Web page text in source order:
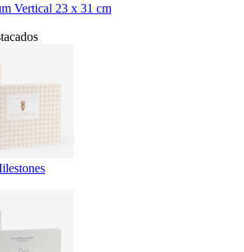
Vertical 23 x 31 cm